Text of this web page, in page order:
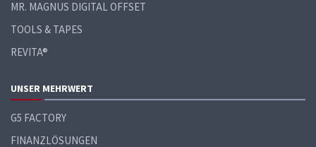
MR. MAGNUS DIGITAL OFFSET
TOOLS & TAPES
REVITA®
UNSER MEHRWERT
G5 FACTORY
FINANZLÖSUNGEN